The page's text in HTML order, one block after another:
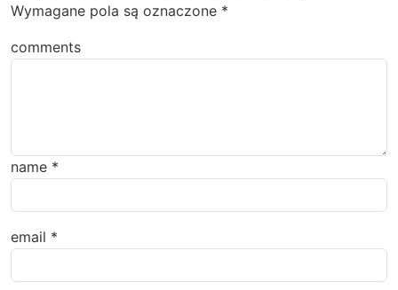
Wymagane pola są oznaczone *
comments
name *
email *